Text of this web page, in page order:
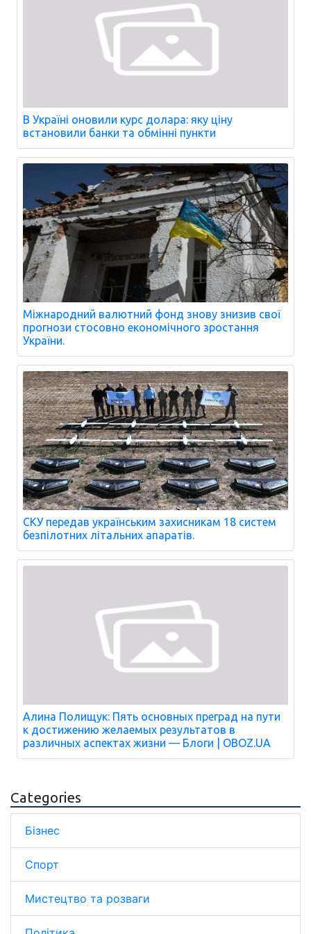
В Україні оновили курс долара: яку ціну
встановили банки та обмінні пункти
Міжнародний валютний фонд знову знизив свої
прогнози стосовно економічного зростання
України.
СКУ передав українським захисникам 18 систем
безпілотних літальних апаратів.
Алина Полищук: Пять основных преград на пути
к достижению желаемых результатов в
различных аспектах жизни — Блоги | OBOZ.UA
Categories
Бізнес
Спорт
Мистецтво та розваги